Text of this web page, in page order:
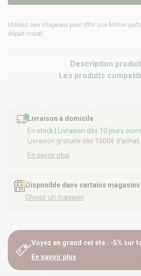
Utilisez ces chapeaux pour offrir une finition
départ mural
Description produit
Les produits
Livraison à domicile
En stock
| Livraison dès 10 jours
Livraison gratuite dès 1500€ d’achat.
En savoir plus
Disponible dans certains magasins
Choisir un magasin
Voyez en grand cet été : -5% sur
En savoir plus